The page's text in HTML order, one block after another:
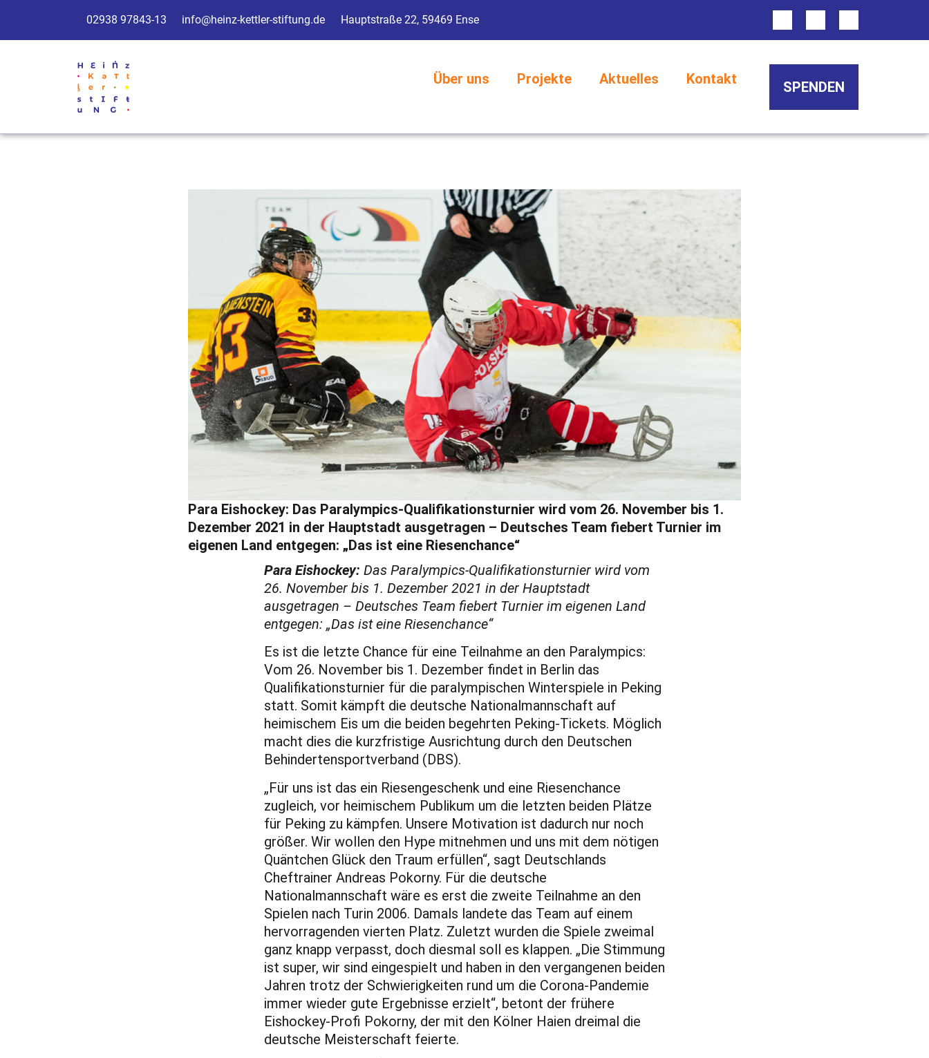
02938 97843-13 info@heinz-kettler-stiftung.de Hauptstraße 22, 59469 Ense
Über uns Projekte Aktuelles Kontakt SPENDEN
Para Eishockey: Das Paralympics-Qualifikationsturnier wird vom 26. November bis 1.
Dezember 2021 in der Hauptstadt ausgetragen – Deutsches Team fiebert Turnier im
eigenen Land entgegen: „Das ist eine Riesenchance“
Para Eishockey: Das Paralympics-Qualifikationsturnier wird vom
26. November bis 1. Dezember 2021 in der Hauptstadt
ausgetragen – Deutsches Team fiebert Turnier im eigenen Land
entgegen: „Das ist eine Riesenchance“
Es ist die letzte Chance für eine Teilnahme an den Paralympics:
Vom 26. November bis 1. Dezember findet in Berlin das
Qualifikationsturnier für die paralympischen Winterspiele in Peking
statt. Somit kämpft die deutsche Nationalmannschaft auf
heimischem Eis um die beiden begehrten Peking-Tickets. Möglich
macht dies die kurzfristige Ausrichtung durch den Deutschen
Behindertensportverband (DBS).
„Für uns ist das ein Riesengeschenk und eine Riesenchance
zugleich, vor heimischem Publikum um die letzten beiden Plätze
für Peking zu kämpfen. Unsere Motivation ist dadurch nur noch
größer. Wir wollen den Hype mitnehmen und uns mit dem nötigen
Quäntchen Glück den Traum erfüllen“, sagt Deutschlands
Cheftrainer Andreas Pokorny. Für die deutsche
Nationalmannschaft wäre es erst die zweite Teilnahme an den
Spielen nach Turin 2006. Damals landete das Team auf einem
hervorragenden vierten Platz. Zuletzt wurden die Spiele zweimal
ganz knapp verpasst, doch diesmal soll es klappen. „Die Stimmung
ist super, wir sind eingespielt und haben in den vergangenen beiden
Jahren trotz der Schwierigkeiten rund um die Corona-Pandemie
immer wieder gute Ergebnisse erzielt“, betont der frühere
Eishockey-Profi Pokorny, der mit den Kölner Haien dreimal die
deutsche Meisterschaft feierte.